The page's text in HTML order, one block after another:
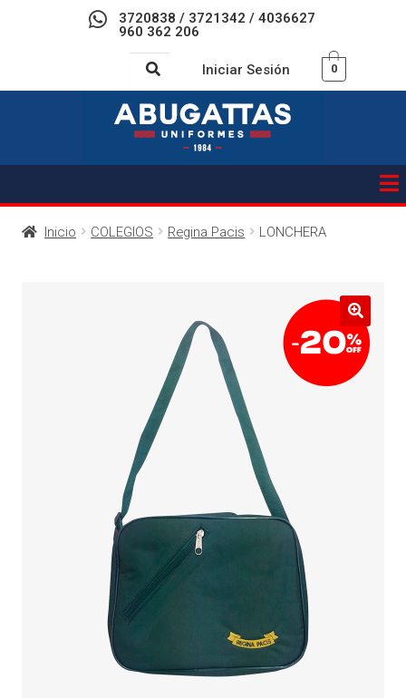
3720838 / 3721342 / 4036627
960 362 206
Iniciar Sesión 0
Inicio COLEGIOS Regina Pacis LONCHERA